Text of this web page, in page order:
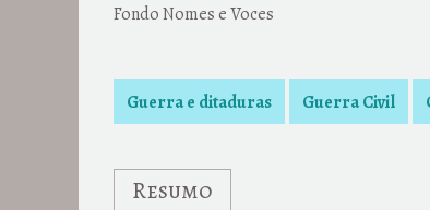
Fondo Nomes e Voces
Guerra e ditaduras Guerra Civil
Resumo